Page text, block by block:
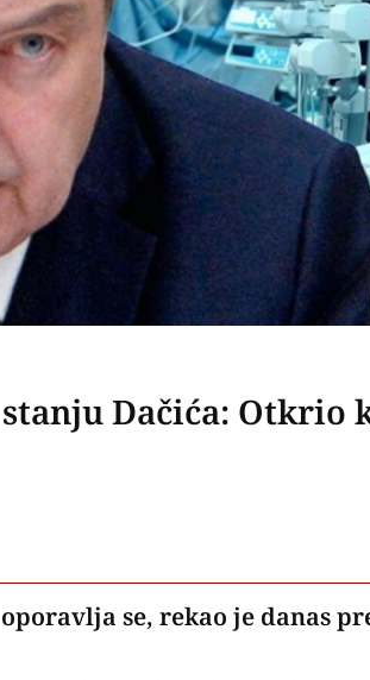
Dačića: Otkrio
se, rekao je danas